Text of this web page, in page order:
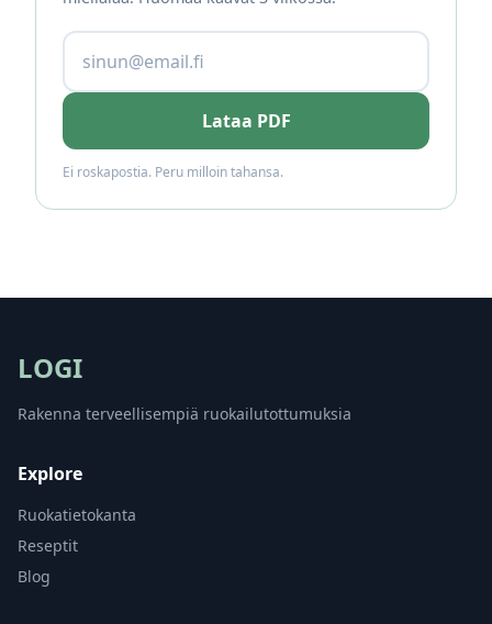
Lataa PDF
Ei roskapostia. Peru milloin tahansa.
LOGI
Rakenna terveellisempiä ruokailutottumuksia
Explore
Ruokatietokanta
Reseptit
Blog